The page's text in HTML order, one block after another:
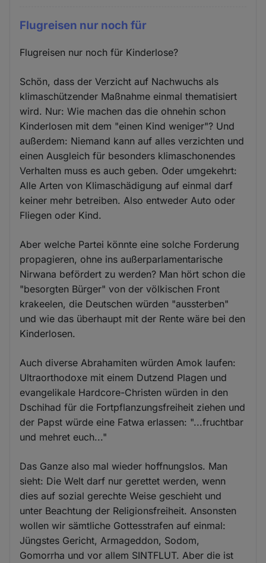
Flugreisen nur noch für
Flugreisen nur noch für Kinderlose?
Schön, dass der Verzicht auf Nachwuchs als
klimaschützender Maßnahme einmal thematisiert
wird. Nur: Wie machen das die ohnehin schon
Kinderlosen mit dem "einen Kind weniger"? Und
außerdem: Niemand kann auf alles verzichten und
einen Ausgleich für besonders klimaschonendes
Verhalten muss es auch geben. Oder umgekehrt:
Alle Arten von Klimaschädigung auf einmal darf
keiner mehr betreiben. Also entweder Auto oder
Fliegen oder Kind.
Aber welche Partei könnte eine solche Forderung
propagieren, ohne ins außerparlamentarische
Nirwana befördert zu werden? Man hört schon die
"besorgten Bürger" von der völkischen Front
krakeelen, die Deutschen würden "aussterben"
und wie das überhaupt mit der Rente wäre bei den
Kinderlosen.
Auch diverse Abrahamiten würden Amok laufen:
Ultraorthodoxe mit einem Dutzend Plagen und
evangelikale Hardcore-Christen würden in den
Dschihad für die Fortpflanzungsfreiheit ziehen und
der Papst würde eine Fatwa erlassen: "...fruchtbar
und mehret euch..."
Das Ganze also mal wieder hoffnungslos. Man
sieht: Die Welt darf nur gerettet werden, wenn
dies auf sozial gerechte Weise geschieht und
unter Beachtung der Religionsfreiheit. Ansonsten
wollen wir sämtliche Gottesstrafen auf einmal:
Jüngstes Gericht, Armageddon, Sodom,
Gomorrha und vor allem SINTFLUT. Aber die ist